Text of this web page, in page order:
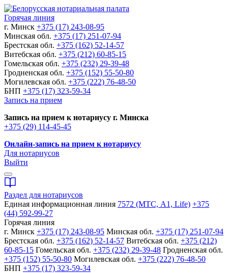
Горячая линия
г. Минск +375 (17) 243-08-95
Минская обл. +375 (17) 251-07-94
Брестская обл. +375 (162) 52-14-57
Витебская обл. +375 (212) 60-85-15
Гомельская обл. +375 (232) 29-39-48
Гродненская обл. +375 (152) 55-50-80
Могилевская обл. +375 (222) 76-48-50
БНП +375 (17) 323-59-34
Запись на прием
Запись на прием к нотариусу г. Минска
+375 (29) 114-45-45
Онлайн-запись на прием к нотариусу
Для нотариусов
Выйти
Раздел для нотариусов
Единая информационная линия 7572 (МТС, A1, Life) +375
(44) 592-99-27
Горячая линия
г. Минск +375 (17) 243-08-95 Минская обл. +375 (17) 251-07-94
Брестская обл. +375 (162) 52-14-57 Витебская обл. +375 (212)
60-85-15 Гомельская обл. +375 (232) 29-39-48 Гродненская обл.
+375 (152) 55-50-80 Могилевская обл. +375 (222) 76-48-50
БНП +375 (17) 323-59-34